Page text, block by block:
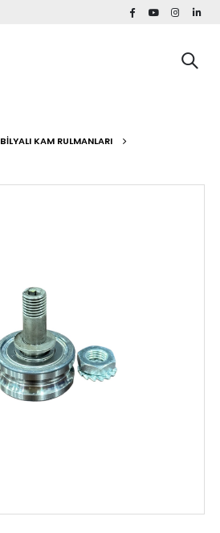
BILYALI KAM RULMANLARI